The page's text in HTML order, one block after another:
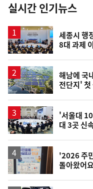
뉴
스
실시간 인기뉴스
세종시 행
8대 과제
해남에 국
전단지' 첫
'서울대
대 3곳 신
'2026 주
돌아왔어